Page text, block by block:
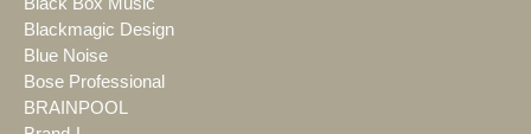
Black Box Music
Blackmagic Design
Blue Noise
Bose Professional
BRAINPOOL